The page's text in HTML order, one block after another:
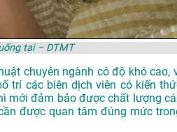
tại – DTMT
chuyên ngành có độ khó cao,
trí các biên dịch viên có kiến
mới đảm bảo được chất lượng
được quan tâm đúng mức